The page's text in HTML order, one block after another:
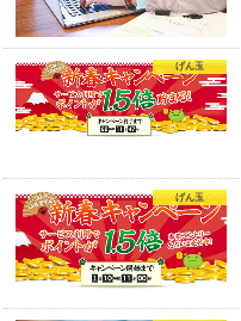
げん玉
げん玉